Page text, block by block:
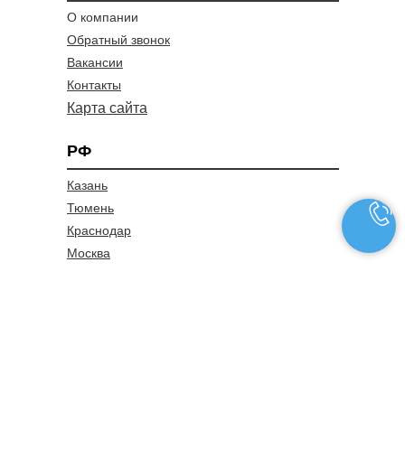
РФ
О компании
Обратный звонок
Вакансии
Контакты
Карта сайта
Тюмень
Казань
Москва
Краснодар